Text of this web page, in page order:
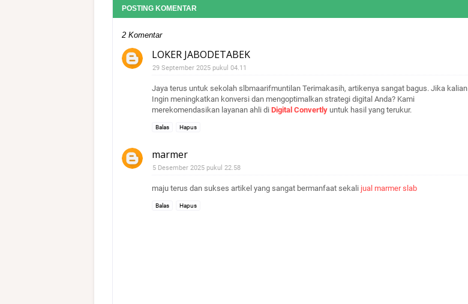
POSTING KOMENTAR
2 Komentar
LOKER JABODETABEK
29 September 2025 pukul 04.11
Jaya terus untuk sekolah slbmaarifmuntilan Terimakasih, artikenya sangat bagus. Jika kalian
Ingin meningkatkan konversi dan mengoptimalkan strategi digital Anda? Kami
merekomendasikan layanan ahli di Digital Convertly untuk hasil yang terukur.
Balas Hapus
marmer
5 Desember 2025 pukul 22.58
maju terus dan sukses artikel yang sangat bermanfaat sekali jual marmer slab
Balas Hapus